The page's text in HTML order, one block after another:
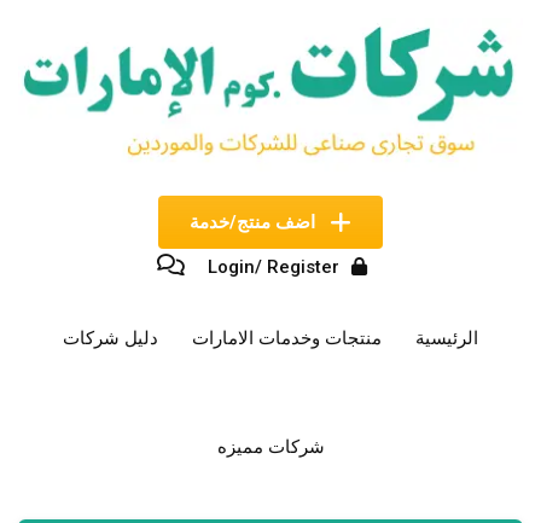
المحتوى
اضف منتج/خدمة
Login/ Register
الرئيسية منتجات وخدمات الامارات دليل شركات
شركات مميزه